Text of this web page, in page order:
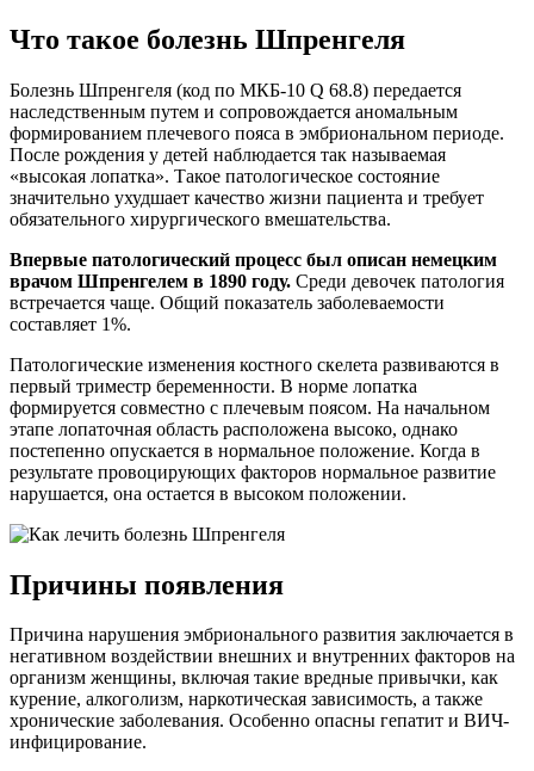
Что такое болезнь Шпренгеля
Болезнь Шпренгеля (код по МКБ-10 Q 68.8) передается
наследственным путем и сопровождается аномальным
формированием плечевого пояса в эмбриональном периоде.
После рождения у детей наблюдается так называемая
«высокая лопатка». Такое патологическое состояние
значительно ухудшает качество жизни пациента и требует
обязательного хирургического вмешательства.
Впервые патологический процесс был описан немецким
врачом Шпренгелем в 1890 году. Среди девочек патология
встречается чаще. Общий показатель заболеваемости
составляет 1%.
Патологические изменения костного скелета развиваются в
первый триместр беременности. В норме лопатка
формируется совместно с плечевым поясом. На начальном
этапе лопаточная область расположена высоко, однако
постепенно опускается в нормальное положение. Когда в
результате провоцирующих факторов нормальное развитие
нарушается, она остается в высоком положении.
Причины появления
Причина нарушения эмбрионального развития заключается в
негативном воздействии внешних и внутренних факторов на
организм женщины, включая такие вредные привычки, как
курение, алкоголизм, наркотическая зависимость, а также
хронические заболевания. Особенно опасны гепатит и ВИЧ-
инфицирование.